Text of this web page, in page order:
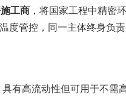
工商 ，将国家工程中精密
度管控，同一主体终身负责
有高流动性但可用于不需